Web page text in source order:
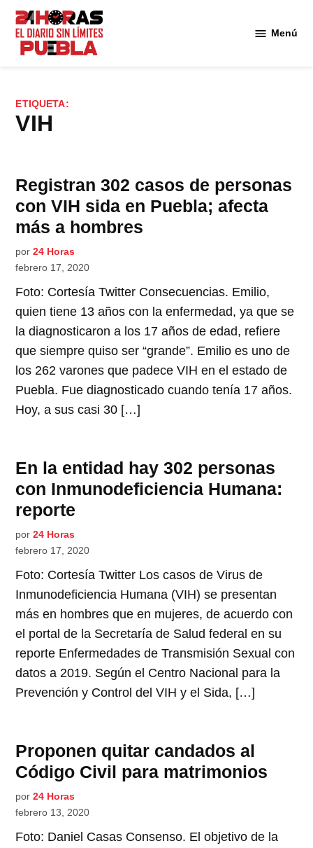
Saltar
contenido
Menú
ETIQUETA:
VIH
Registran 302 casos de personas
con VIH sida en Puebla; afecta
más a hombres
por 24 Horas
febrero 17, 2020
Foto: Cortesía Twitter Consecuencias. Emilio,
quien tiene 13 años con la enfermedad, ya que se
la diagnosticaron a los 17 años de edad, refiere
que siempre quiso ser “grande”. Emilio es uno de
los 262 varones que padece VIH en el estado de
Puebla. Fue diagnosticado cuando tenía 17 años.
Hoy, a sus casi 30 […]
En la entidad hay 302 personas
con Inmunodeficiencia Humana:
reporte
por 24 Horas
febrero 17, 2020
Foto: Cortesía Twitter Los casos de Virus de
Inmunodeficiencia Humana (VIH) se presentan
más en hombres que en mujeres, de acuerdo con
el portal de la Secretaría de Salud federal en su
reporte Enfermedades de Transmisión Sexual con
datos a 2019. Según el Centro Nacional para la
Prevención y Control del VIH y el Sida, […]
Proponen quitar candados al
Código Civil para matrimonios
por 24 Horas
febrero 13, 2020
Foto: Daniel Casas Consenso. El objetivo de la